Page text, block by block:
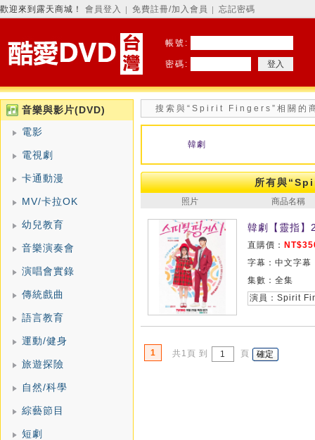
歡迎來到露天商城！ 會員登入 免費註冊/加入會員 忘記密碼
帳號:
密碼:
音樂與影片(DVD)
電影
電視劇
卡通動漫
MV/卡拉OK
幼兒教育
音樂演奏會
演唱會實錄
傳統戲曲
語言教育
運動/健身
旅遊探險
自然/科學
綜藝節目
短劇
搜索與“Spirit Fingers”相關的
韓劇
所有與
照片 商品名稱
韓劇【靈指】
直購價：
字幕：中文字幕
集數：全集
1 共1頁 到 頁